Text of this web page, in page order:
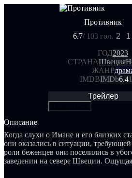
Противник
6.7/ 103 гол. 2 1
ГОД2023
СТРАНАШвеция
ЖАНР
IMDBIMDb6.4
Трейлер
Описание
Когда слухи о Имане и его близких
они оказались в ситуации,
роли беженцев они поселились в
заведении на севере Швеции.